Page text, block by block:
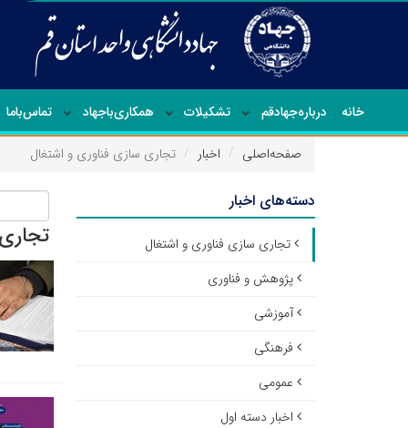
خانه درباره‌جهاد‌قم تشکیلات همکاری‌باجهاد تماس‌با‌ما
صفحه‌اصلی اخبار تجاری سازی فناوری و اشتغال
دسته‌های اخبار
تجاری سازی فناوری و اشتغال
پژوهش و فناوری
آموزشی
فرهنگی
عمومی
اخبار دسته اول